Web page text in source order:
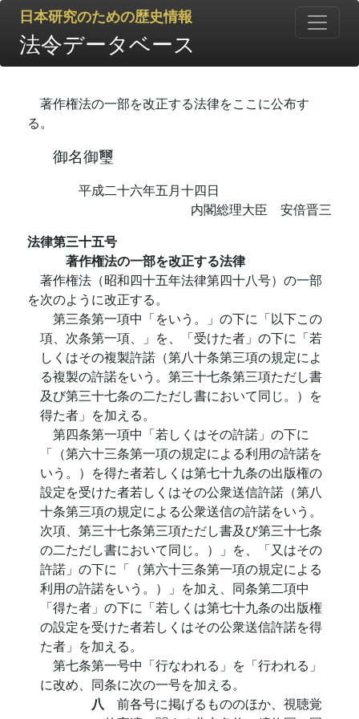
日本研究のための歴史情報
法令データベース
著作権法の一部を改正する法律をここに公布す
る。
御名御璽
平成二十六年五月十四日
内閣総理大臣 安倍晋三
法律第三十五号
著作権法の一部を改正する法律
著作権法（昭和四十五年法律第四十八号）の一部
を次のように改正する。
第三条第一項中「をいう。」の下に「以下この
項、次条第一項、」を、「受けた者」の下に「若
しくはその複製許諾（第八十条第三項の規定によ
る複製の許諾をいう。第三十七条第三項ただし書
及び第三十七条の二ただし書において同じ。）を
得た者」を加える。
第四条第一項中「若しくはその許諾」の下に
「（第六十三条第一項の規定による利用の許諾を
いう。）を得た者若しくは第七十九条の出版権の
設定を受けた者若しくはその公衆送信許諾（第八
十条第三項の規定による公衆送信の許諾をいう。
次項、第三十七条第三項ただし書及び第三十七条
の二ただし書において同じ。）」を、「又はその
許諾」の下に「（第六十三条第一項の規定による
利用の許諾をいう。）」を加え、同条第二項中
「得た者」の下に「若しくは第七十九条の出版権
の設定を受けた者若しくはその公衆送信許諾を得
た者」を加える。
第七条第一号中「行なわれる」を「行われる」
に改め、同条に次の一号を加える。
八 前各号に掲げるもののほか、視聴覚